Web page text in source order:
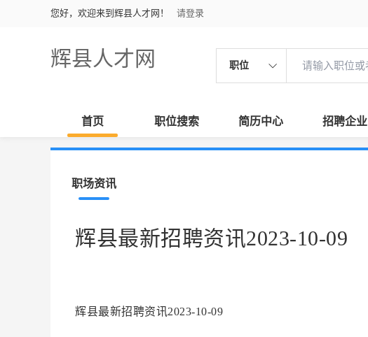
您好，欢迎来到辉县人才网！ 请登录
辉县人才网 职位
首页 职位搜索 简历中心 招聘企业
职场资讯
辉县最新招聘资讯2023-10-09
辉县最新招聘资讯2023-10-09